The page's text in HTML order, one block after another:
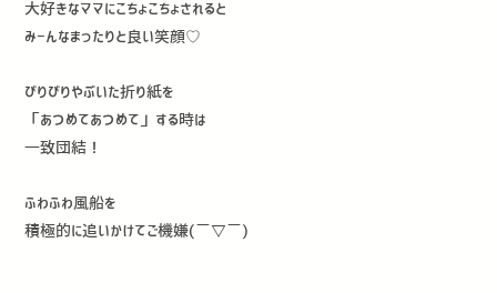
大好きなママにこちょこちょされると
みーんなまったりと良い笑顔♡
びりびりやぶいた折り紙を
「あつめてあつめて」する時は
一致団結！
ふわふわ風船を
積極的に追いかけてご機嫌(￣▽￣)